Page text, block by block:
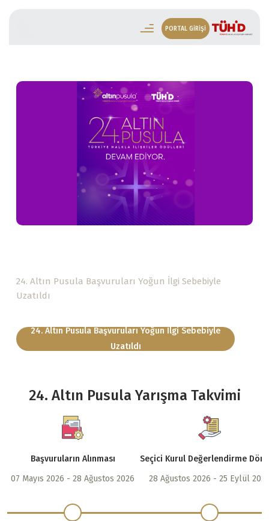
PORTAL GİRİŞİ
24. Altın Pusula Başvuruları Yoğun İlgi Sebebiyle
Uzatıldı
24. Altın Pusula Başvuruları Yoğun İlgi Sebebiyle
Uzatıldı
24. Altın Pusula Yarışma Takvimi
Başvuruların Alınması
07 Mayıs 2026 - 28 Ağustos 2026
Seçici Kurul Değerlendirme
28 Ağustos 2026 - 25 Eylül